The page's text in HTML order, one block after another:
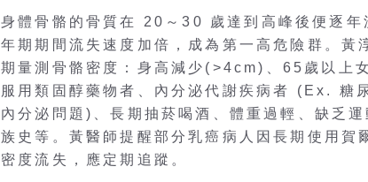
身體骨骼的骨質在 20～30 歲達到高峰後便逐
年期期間流失速度加倍，成為第一高危險群。黃
期量測骨骼密度：身高減少(>4cm)、65歲以上
服用類固醇藥物者、內分泌代謝疾病者 (Ex. 糖
內分泌問題)、長期抽菸喝酒、體重過輕、缺乏
族史等。黃醫師提醒部分乳癌病人因長期使用賀
密度流失，應定期追蹤。